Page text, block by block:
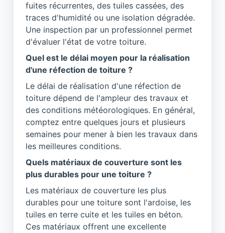
fuites récurrentes, des tuiles cassées, des
traces d'humidité ou une isolation dégradée.
Une inspection par un professionnel permet
d'évaluer l'état de votre toiture.
Quel est le délai moyen pour la réalisation
d'une réfection de toiture ?
Le délai de réalisation d'une réfection de
toiture dépend de l'ampleur des travaux et
des conditions météorologiques. En général,
comptez entre quelques jours et plusieurs
semaines pour mener à bien les travaux dans
les meilleures conditions.
Quels matériaux de couverture sont les
plus durables pour une toiture ?
Les matériaux de couverture les plus
durables pour une toiture sont l'ardoise, les
tuiles en terre cuite et les tuiles en béton.
Ces matériaux offrent une excellente